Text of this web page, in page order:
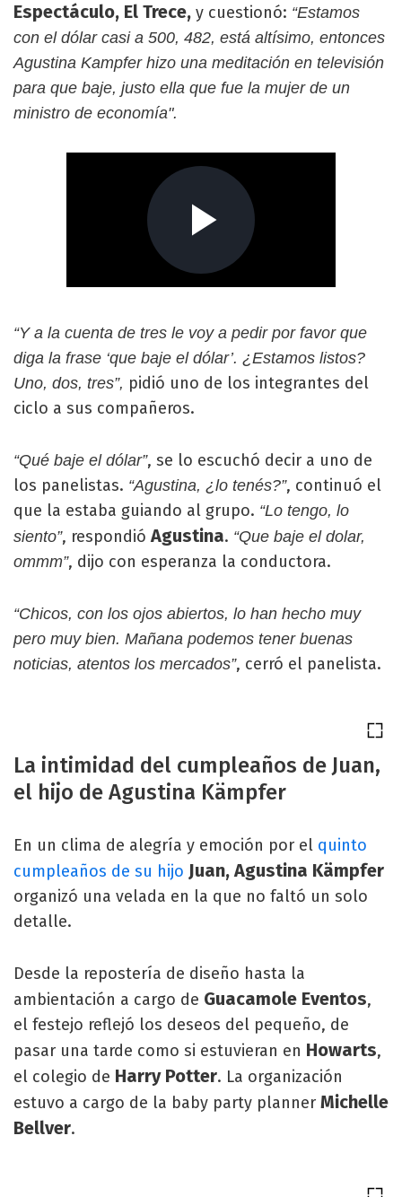
Espectáculo, El Trece, y cuestionó: “Estamos
con el dólar casi a 500, 482, está altísimo, entonces
Agustina Kampfer hizo una meditación en televisión
para que baje, justo ella que fue la mujer de un
ministro de economía".
“Y a la cuenta de tres le voy a pedir por favor que
diga la frase ‘que baje el dólar’. ¿Estamos listos?
Uno, dos, tres”, pidió uno de los integrantes del
ciclo a sus compañeros.
“Qué baje el dólar”, se lo escuchó decir a uno de
los panelistas. “Agustina, ¿lo tenés?”, continuó el
que la estaba guiando al grupo. “Lo tengo, lo
siento”, respondió Agustina. “Que baje el dolar,
ommm”, dijo con esperanza la conductora.
“Chicos, con los ojos abiertos, lo han hecho muy
pero muy bien. Mañana podemos tener buenas
noticias, atentos los mercados”, cerró el panelista.
La intimidad del cumpleaños de Juan,
el hijo de Agustina Kämpfer
En un clima de alegría y emoción por el quinto
cumpleaños de su hijo Juan, Agustina Kämpfer
organizó una velada en la que no faltó un solo
detalle.
Desde la repostería de diseño hasta la
ambientación a cargo de Guacamole Eventos,
el festejo reflejó los deseos del pequeño, de
pasar una tarde como si estuvieran en Howarts,
el colegio de Harry Potter. La organización
estuvo a cargo de la baby party planner Michelle
Bellver.